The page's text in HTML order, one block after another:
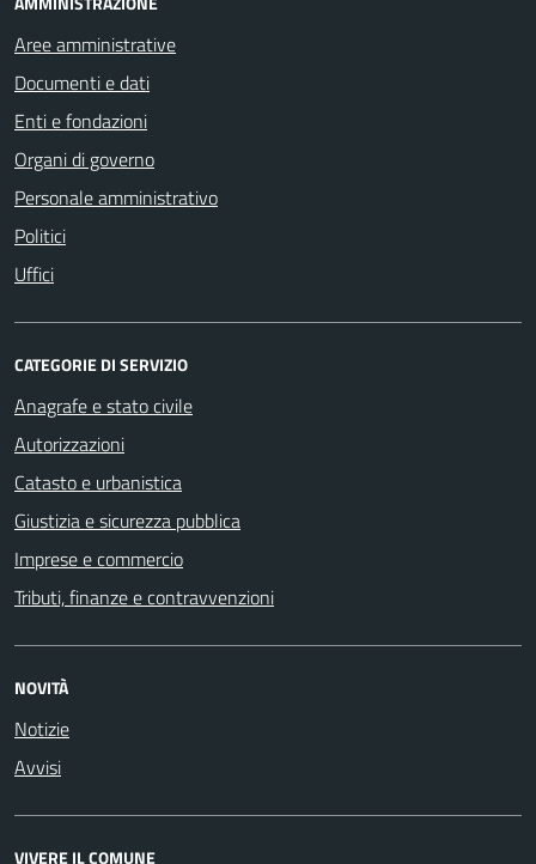
Aree amministrative
Documenti e dati
Enti e fondazioni
Organi di governo
Personale amministrativo
Politici
Uffici
CATEGORIE DI SERVIZIO
Anagrafe e stato civile
Autorizzazioni
Catasto e urbanistica
Giustizia e sicurezza pubblica
Imprese e commercio
Tributi, finanze e contravvenzioni
NOVITÀ
Notizie
Avvisi
VIVERE IL COMUNE